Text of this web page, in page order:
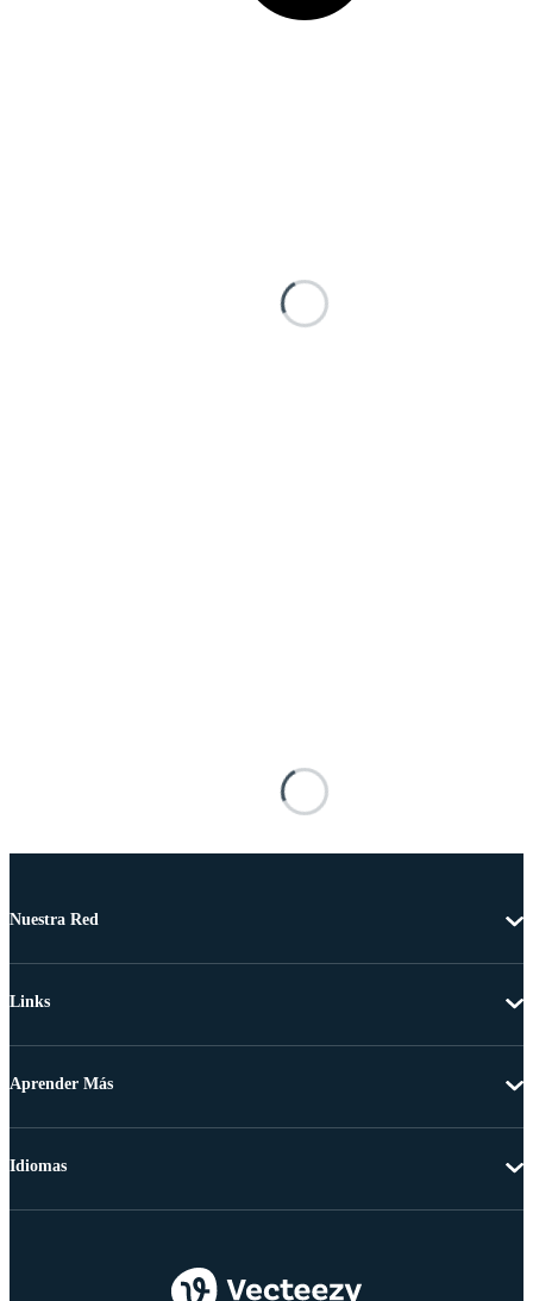
Nuestra Red
Links
Aprender Más
Idiomas